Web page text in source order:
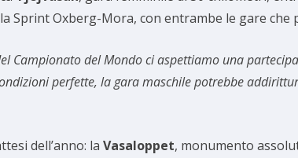
Sprint Oxberg-Mora, con entrambe le gare
Campionato del Mondo ci aspettiamo una
perfette, la gara maschile potrebbe
dell’anno: la Vasaloppet, monumento